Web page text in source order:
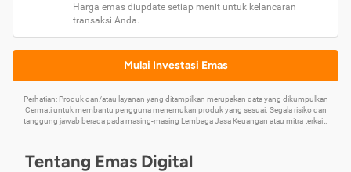
Harga emas diupdate setiap menit untuk kelancaran
transaksi Anda.
Mulai Investasi Emas
Perhatian: Produk dan/atau layanan yang ditampilkan merupakan data yang dikumpulkan
Cermati untuk membantu pengguna menemukan produk yang sesuai. Segala risiko dan
tanggung jawab berada pada masing-masing Lembaga Jasa Keuangan atau mitra terkait.
Tentang Emas Digital